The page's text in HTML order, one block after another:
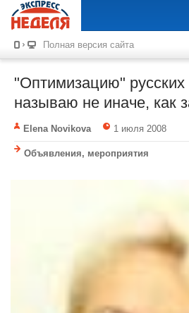
Полная версия сайта
"Оптимизацию"
называю не иначе, как
Elena Novikova 1 июля 2008
Объявления, мероприятия